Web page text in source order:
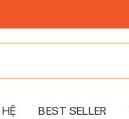
BEST SELLER